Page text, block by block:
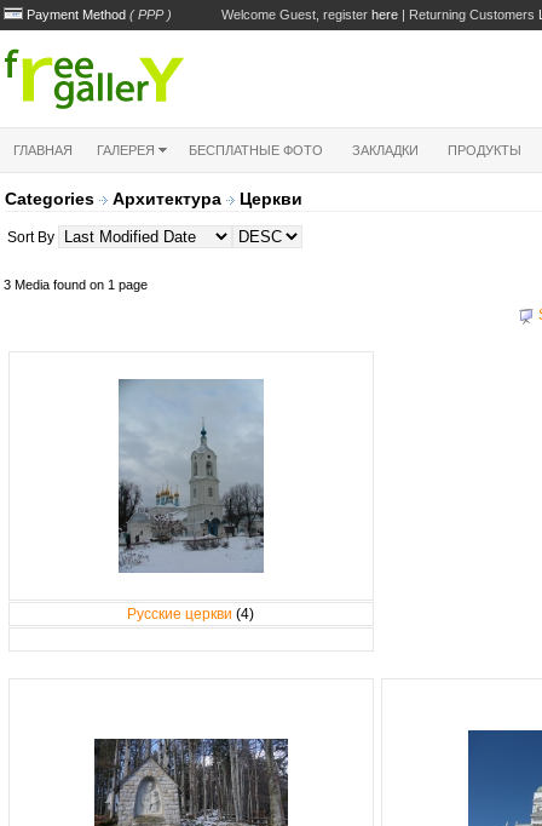
Payment Method ( PPP ) Welcome Guest, register here | Returning Customers
ГЛАВНАЯ ГАЛЕРЕЯ БЕСПЛАТНЫЕ ФОТО ЗАКЛАДКИ ПРОДУКТЫ
Categories Архитектура Церкви
Sort By
3 Media found on 1 page
Русские церкви(4)